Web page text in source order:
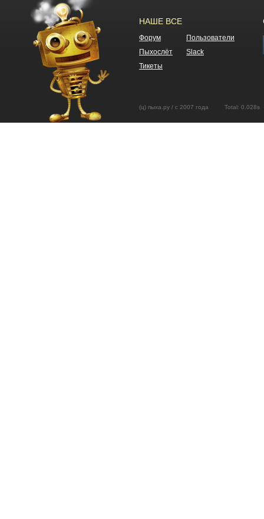
НАШЕ ВСЕ
Форум
Пользователи
Пыхослёт
Slack
Тикеты
(ц) пыха.ру / с 2007 года Total: